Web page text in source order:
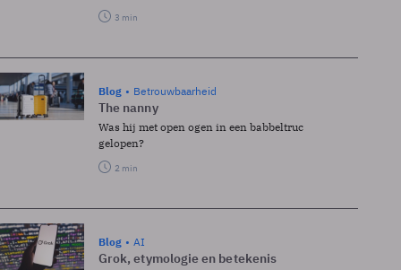
3 min
Blog Betrouwbaarheid
The nanny
Was hij met open ogen in een babbeltruc
gelopen?
2 min
Blog AI
Grok, etymologie en betekenis